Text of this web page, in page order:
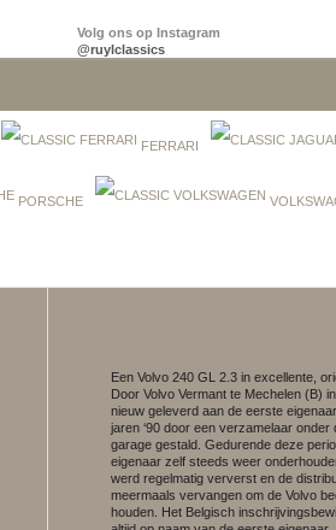
Volg ons op Instagram
@ruylclassics
FERRARI
PORSCHE
Een Volvo 240 GL 2.3 in excellente,
Door Volvo Vermant te Mechelen (B)
nieuw geleverd aan de eerste
jaren ‘90 door een verzamelaar onder
garage gestald. Gedurende deze
eigenaar zelf steeds weer
werd regelmatig ververst en de
meermaals vervangen om de Volvo
houden. Het Belgisch